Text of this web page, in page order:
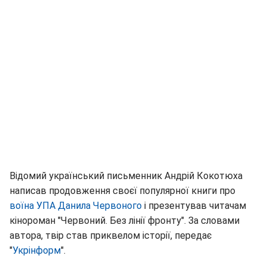
Відомий український письменник Андрій Кокотюха
написав продовження своєї популярної книги про
воїна УПА Данила Червоного і презентував читачам
кінороман "Червоний. Без лінії фронту". За словами
автора, твір став приквелом історії, передає
"Укрінформ".